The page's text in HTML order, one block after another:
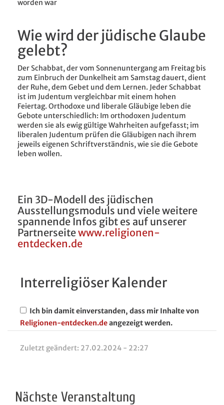
worden war
Wie wird der jüdische Glaube
gelebt?
Der Schabbat, der vom Sonnenuntergang am Freitag bis
zum Einbruch der Dunkelheit am Samstag dauert, dient
der Ruhe, dem Gebet und dem Lernen. Jeder Schabbat
ist im Judentum vergleichbar mit einem hohen
Feiertag. Orthodoxe und liberale Gläubige leben die
Gebote unterschiedlich: Im orthodoxen Judentum
werden sie als ewig gültige Wahrheiten aufgefasst; im
liberalen Judentum prüfen die Gläubigen nach ihrem
jeweils eigenen Schriftverständnis, wie sie die Gebote
leben wollen.
Ein 3D-Modell des jüdischen
Ausstellungsmoduls und viele weitere
spannende Infos gibt es auf unserer
Partnerseitewww.religionen-
entdecken.de
Interreligiöser Kalender
Ich bin damit einverstanden, dass mir Inhalte von
Religionen-entdecken.deangezeigt werden.
Zuletzt geändert: 27.02.2024 - 22:27
Nächste Veranstaltung